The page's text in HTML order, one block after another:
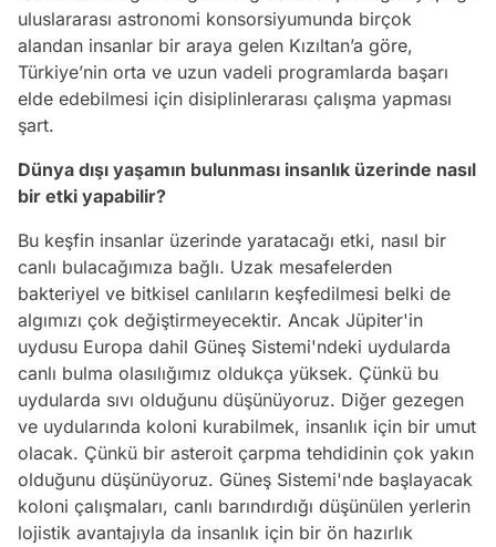
uluslararası astronomi konsorsiyumunda birçok
alandan insanlar bir araya gelen Kızıltan’a göre,
Türkiye’nin orta ve uzun vadeli programlarda başarı
elde edebilmesi için disiplinlerarası çalışma yapması
şart.
Dünya dışı yaşamın bulunması insanlık üzerinde nasıl
bir etki yapabilir?
Bu keşfin insanlar üzerinde yaratacağı etki, nasıl bir
canlı bulacağımıza bağlı. Uzak mesafelerden
bakteriyel ve bitkisel canlıların keşfedilmesi belki de
algımızı çok değiştirmeyecektir. Ancak Jüpiter'in
uydusu Europa dahil Güneş Sistemi'ndeki uydularda
canlı bulma olasılığımız oldukça yüksek. Çünkü bu
uydularda sıvı olduğunu düşünüyoruz. Diğer gezegen
ve uydularında koloni kurabilmek, insanlık için bir umut
olacak. Çünkü bir asteroit çarpma tehdidinin çok yakın
olduğunu düşünüyoruz. Güneş Sistemi'nde başlayacak
koloni çalışmaları, canlı barındırdığı düşünülen yerlerin
lojistik avantajıyla da insanlık için bir ön hazırlık